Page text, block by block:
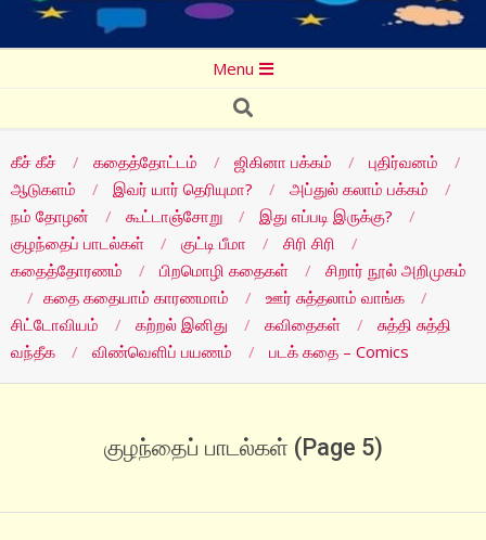
Menu
Search
கீச் கீச் கதைத்தோட்டம் ஜிகினா பக்கம்
புதிர்வனம்
ஆடுகளம்
இவர் யார் தெரியுமா?
அப்துல் கலாம் பக்கம்
நம் தோழன்
கூட்டாஞ்சோறு
இது எப்படி இருக்கு?
குழந்தைப் பாடல்கள்
குட்டி பீமா
சிரி சிரி
கதைத்தோரணம்
பிறமொழி கதைகள்
சிறார் நூல் அறிமுகம்
கதை கதையாம் காரணமாம்
ஊர் சுத்தலாம் வாங்க
சிட்டோவியம்
கற்றல் இனிது கவிதைகள்
சுத்தி சுத்தி
வந்தீக
விண்வெளிப் பயணம் படக் கதை – Comics
குழந்தைப் பாடல்கள் (Page 5)